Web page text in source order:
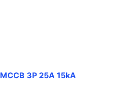
MCCB 3P 25A 15kA